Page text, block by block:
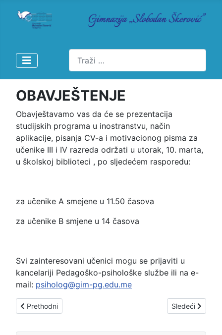
Pretraži
OBAVJEŠTENJE
Obavještavamo vas da će se prezentacija
studijskih programa u inostranstvu, način
aplikacije, pisanja CV-a i motivacionog pisma za
učenike III i IV razreda održati u utorak, 10. marta,
u školskoj biblioteci , po sljedećem rasporedu:
za učenike A smejene u 11.50 časova
za učenike B smjene u 14 časova
Svi zainteresovani učenici mogu se prijaviti u
kancelariji Pedagoško-psihološke službe ili na e-
mail: psiholog@gim-pg.edu.me
Prethodni članak: OGLAS ZA PROGRAM OBRAZOVANJA ZA
Prethodni Sledeći članak:
Sledeći